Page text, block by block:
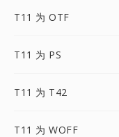
T11 为 OTF
T11 为 PS
T11 为 T42
T11 为 WOFF